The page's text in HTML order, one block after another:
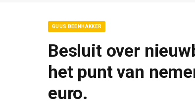
GUUS BEENHAKKER
Besluit over
het punt van
euro.